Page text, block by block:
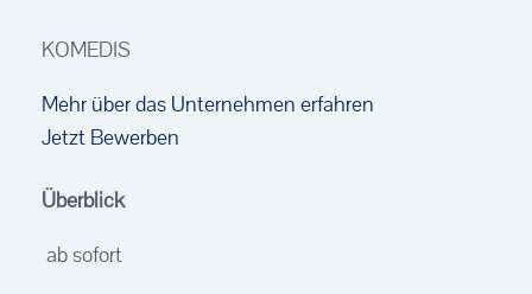
KOMEDIS
Mehr über das Unternehmen erfahren
Jetzt Bewerben
Überblick
ab sofort